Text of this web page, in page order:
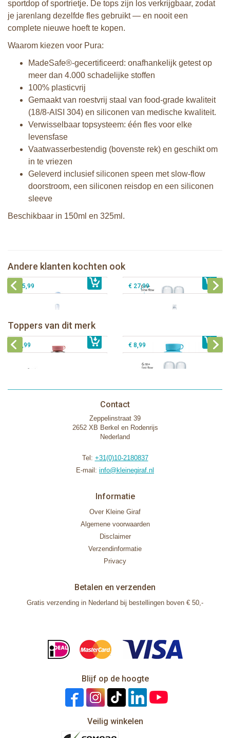
sportdop of sportrietje. De tops zijn los verkrijgbaar, zodat
je jarenlang dezelfde fles gebruikt — en nooit een
complete nieuwe hoeft te kopen.
Waarom kiezen voor Pura:
MadeSafe®-gecertificeerd: onafhankelijk getest op
meer dan 4.000 schadelijke stoffen
100% plasticvrij
Gemaakt van roestvrij staal van food-grade kwaliteit
(18/8-AISI 304) en siliconen van medische kwaliteit.
Verwisselbaar topsysteem: één fles voor elke
levensfase
Vaatwasserbestendig (bovenste rek) en geschikt om
in te vriezen
Geleverd inclusief siliconen speen met slow-flow
doorstroom, een siliconen reisdop en een siliconen
sleeve
Beschikbaar in 150ml en 325ml.
Andere klanten kochten ook
€ 21,99
Pura speenfles 325 ml + rose sleeve
€ 25,99 € 27,99
Toppers van dit merk
Pura thermos sportfles 475 ml +
unicorn sleeve
€ 40,99
Pura Sportfles 550 ml + Aqua sleeve
Pura silicone tuit 2 stuks
€ 9,99 € 8,99
Contact
Zeppelinstraat 39
2652 XB Berkel en Rodenrijs
Nederland
Tel: +31(0)10-2180837
E-mail: info@kleinegiraf.nl
Informatie
Over Kleine Giraf
Algemene voorwaarden
Disclaimer
Verzendinformatie
Privacy
Betalen en verzenden
Gratis verzending in Nederland bij bestellingen boven € 50,-
Blijf op de hoogte
Veilig winkelen